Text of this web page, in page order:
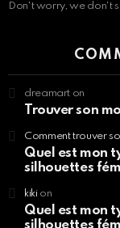
Don't worry, we don't
dreamart on
Trouver son
Comment trouver
Quel est mon
silhouettes
kikion
Quel est mon